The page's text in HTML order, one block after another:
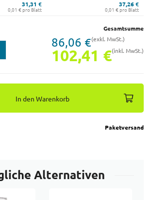
31,31 €
0,01 € pro Blatt
37,26 €
0,01 € pro Blatt
Gesamtsumme
86,06 €(exkl. MwSt.)
102,41 €(inkl. MwSt.)
In den Warenkorb
Paketversand
Alternativen